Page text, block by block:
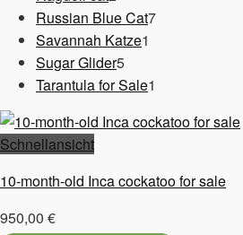
Produkte
Russian Blue Cat77
Savannah Katze1
Sugar Glider55
Produkte
Tarantula for Sale1
Schnellansicht
10-month-old Inca cockatoo for sale
950,00 €